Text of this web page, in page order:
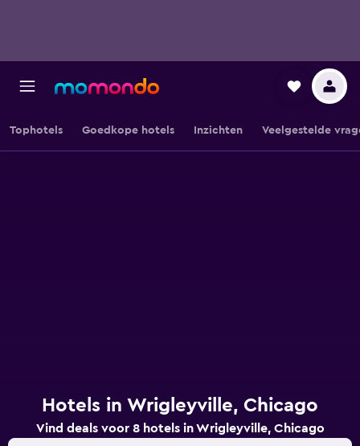
Tophotels Goedkope hotels Inzichten Veelgestelde
Hotels in Wrigleyville, Chicago
Vind deals voor 8 hotels in Wrigleyville, Chicago